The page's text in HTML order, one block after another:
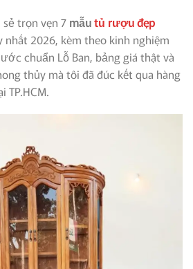
sẻ trọn vẹn 7 mẫutủ rượu đẹp
nhất 2026, kèm theo kinh nghiệm
chuẩn Lỗ Ban, bảng giá thật và
thủy mà tôi đã đúc kết qua hàng
TP.HCM.